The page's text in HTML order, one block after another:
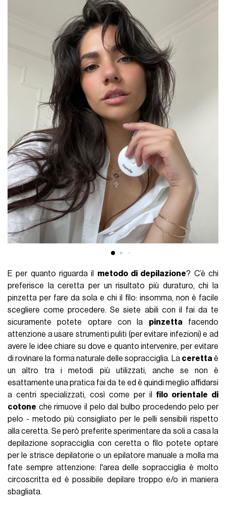
E per quanto riguarda il metodo di depilazione? C’è chi
preferisce la ceretta per un risultato più duraturo, chi la
pinzetta per fare da sola e chi il filo: insomma, non è facile
scegliere come procedere. Se siete abili con il fai da te
sicuramente potete optare con la pinzettafacendo
attenzione a usare strumenti puliti (per evitare infezioni) e ad
avere le idee chiare su dove e quanto intervenire, per evitare
di rovinare la forma naturale delle sopracciglia. La cerettaè
un altro tra i metodi più utilizzati, anche se non è
esattamente una pratica fai da te ed è quindi meglio affidarsi
a centri specializzati, così come per il
filo orientale di
cotone che rimuove il pelo dal bulbo procedendo pelo per
pelo - metodo più consigliato per le pelli sensibili rispetto
alla ceretta. Se però preferite sperimentare da soli a casa la
depilazione sopracciglia con ceretta o filo potete optare
per le strisce depilatorie o un epilatore manuale a molla ma
fate sempre attenzione: l'area delle sopracciglia è molto
circoscritta ed è possibile depilare troppo e/o in maniera
sbagliata.